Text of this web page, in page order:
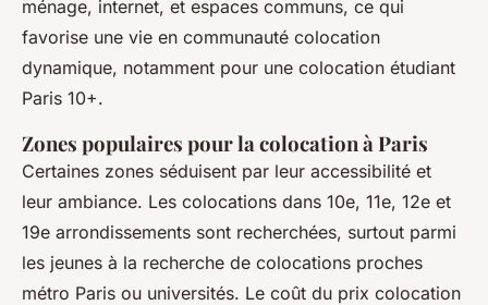
ménage, internet, et espaces communs, ce qui
favorise une vie en communauté colocation
dynamique, notamment pour une colocation étudiant
Paris 10+.
Zones populaires pour la colocation à Paris
Certaines zones séduisent par leur accessibilité et
leur ambiance. Les colocations dans 10e, 11e, 12e et
19e arrondissements sont recherchées, surtout parmi
les jeunes à la recherche de colocations proches
métro Paris ou universités. Le coût du prix colocation